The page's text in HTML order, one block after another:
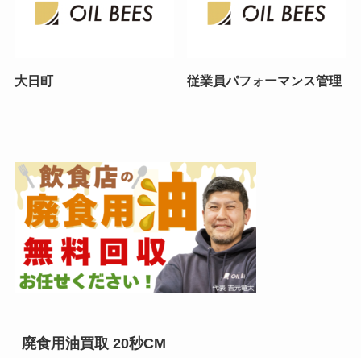
大日町 従業員パフォーマンス管理
廃食用油買取 20秒CM